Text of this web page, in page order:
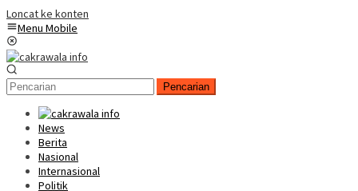
Loncat ke konten
Menu Mobile
Pencarian
News
Berita
Nasional
Internasional
Politik